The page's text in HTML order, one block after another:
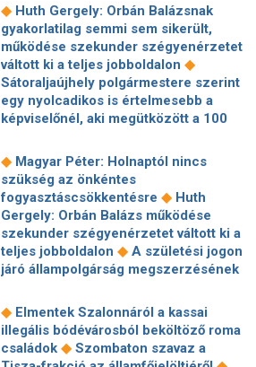
◆ Huth Gergely: Orbán Balázsnak
gyakorlatilag semmi sem sikerült,
működése szekunder szégyenérzetet
váltott ki a teljes jobboldalon ◆
Sátoraljaújhely polgármestere szerint
egy nyolcadikos is értelmesebb a
képviselőnél, aki megütközött a 100
hírszerzés szerint Putyin pár éven
belül megtámadhat egy NATO-
tagállamot ◆ Vitézy Dávid
elmagyarázta, miért Mészárosék
cége nyerte a közbeszerzést
sínhegesztésre◆ Nagy cégek
segítségét kéri Szolnok
polgármestere a 400 kirúgott
mozgolódás a Legfőbb Ügyészségen,
többen kerülnek új pozícióba◆Tarr
Zoltán: Zajlik a közmédia átvilágítása
◆ Magyar Péter: Holnaptól nincs
szükség az önkéntes
fogyasztáscsökkentésre ◆ Huth
Gergely: Orbán Balázs működése
szekunder szégyenérzetet váltott ki a
teljes jobboldalon ◆ A születési jogon
járó állampolgárság megszerzésének
Donald Trump
◆ „Kevésen múlt a
katasztrófa” – szintet léphetett az
orosz hibrid hadviselés ◆
Ákos: Vagyonkezelés közérdekből: mi
◆ Elmentek Szalonnáról a kassai
illegális bódévárosból beköltöző roma
családok ◆ Szombaton szavaz a